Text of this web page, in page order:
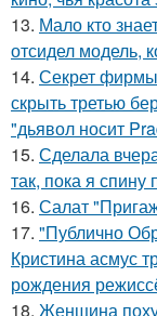
13. Мало кто
отсидел модель,
14. Секрет
скрыть третью
"дьявол носит
15. Сделала
так, пока я спину
16. Салат
17. "Публично
Кристина асмус
рождения
18. Женщина